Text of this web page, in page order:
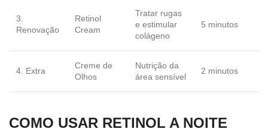
3.
Renovação
Retinol
Cream
Tratar rugas
e estimular
colágeno
5 minutos
4. Extra
Creme de
Olhos
Nutrição da
área sensível
2 minutos
COMO USAR RETINOL A NOITE